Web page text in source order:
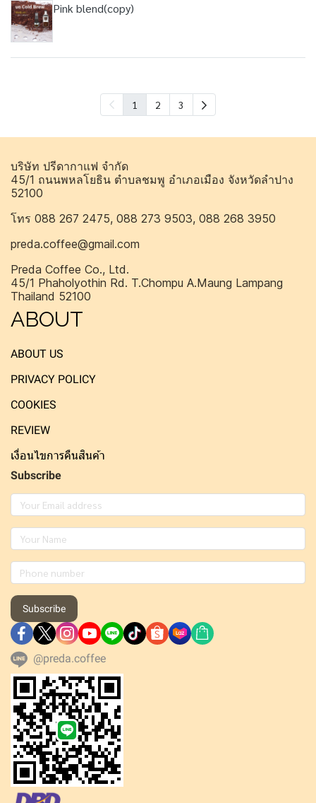
Pink blend(copy)
1 2 3
บริษัท ปรีดากาแฟ จำกัด
45/1 ถนนพหลโยธิน ตำบลชมพู อำเภอเมือง จังหวัดลำปาง
52100
โทร 088 267 2475, 088 273 9503, 088 268 3950
preda.coffee@gmail.com
Preda Coffee Co., Ltd.
45/1 Phaholyothin Rd. T.Chompu A.Maung Lampang
Thailand 52100
ABOUT
ABOUT US
PRIVACY POLICY
COOKIES
REVIEW
เงื่อนไขการคืนสินค้า
Subscribe
Subscribe
@preda.coffee